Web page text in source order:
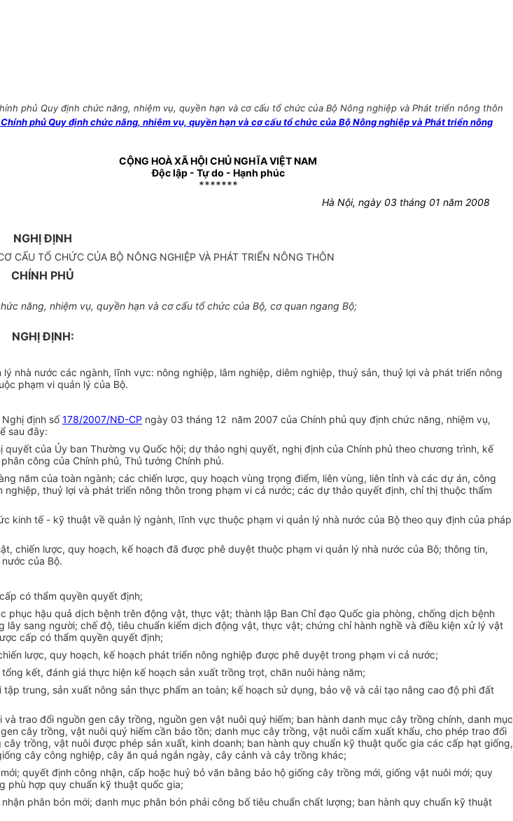
phủ Quy định chức năng, nhiệm vụ, quyền hạn và cơ cấu tổ chức của Bộ Nông nghiệp và Phát triển nông thôn
phủ Quy định chức năng, nhiệm vụ, quyền hạn và cơ cấu tổ chức của Bộ Nông nghiệp và Phát triển nông
CỘNG HOÀ XÃ HỘI CHỦ NGHĨA VIỆT NAM
Độc lập - Tự do - Hạnh phúc
*******
Hà Nội, ngày 03 tháng 01 năm 2008
NGHỊ ĐỊNH
CẤU TỔ CHỨC CỦA BỘ NÔNG NGHIỆP VÀ PHÁT TRIỂN NÔNG THÔN
CHÍNH PHỦ
năng, nhiệm vụ, quyền hạn và cơ cấu tổ chức của Bộ, cơ quan ngang Bộ;
NGHỊ ĐỊNH:
nhà nước các ngành, lĩnh vực: nông nghiệp, lâm nghiệp, diêm nghiệp, thuỷ sản, thuỷ lợi và phát triển nông
phạm vi quản lý của Bộ.
định số178/2007/NĐ-CP ngày 03 tháng 12 năm 2007 của Chính phủ quy định chức năng, nhiệm vụ,
sau đây:
của Ủy ban Thường vụ Quốc hội; dự thảo nghị quyết, nghị định của Chính phủ theo chương trình, kế
công của Chính phủ, Thủ tướng Chính phủ.
năm của toàn ngành; các chiến lược, quy hoạch vùng trọng điểm, liên vùng, liên tỉnh và các dự án, công
thuỷ lợi và phát triển nông thôn trong phạm vi cả nước; các dự thảo quyết định, chỉ thị thuộc thẩm
kinh tế - kỹ thuật về quản lý ngành, lĩnh vực thuộc phạm vi quản lý nhà nước của Bộ theo quy định của pháp
chiến lược, quy hoạch, kế hoạch đã được phê duyệt thuộc phạm vi quản lý nhà nước của Bộ; thông tin,
của Bộ.
có thẩm quyền quyết định;
hậu quả dịch bệnh trên động vật, thực vật; thành lập Ban Chỉ đạo Quốc gia phòng, chống dịch bệnh
sang người; chế độ, tiêu chuẩn kiểm dịch động vật, thực vật; chứng chỉ hành nghề và điều kiện xử lý vật
cấp có thẩm quyền quyết định;
lược, quy hoạch, kế hoạch phát triển nông nghiệp được phê duyệt trong phạm vi cả nước;
kết, đánh giá thực hiện kế hoạch sản xuất trồng trọt, chăn nuôi hàng năm;
trung, sản xuất nông sản thực phẩm an toàn; kế hoạch sử dụng, bảo vệ và cải tạo nâng cao độ phì đất
trao đổi nguồn gen cây trồng, nguồn gen vật nuôi quý hiếm; ban hành danh mục cây trồng chính, danh mục
cây trồng, vật nuôi quý hiếm cần bảo tồn; danh mục cây trồng, vật nuôi cấm xuất khẩu, cho phép trao đổi
trồng, vật nuôi được phép sản xuất, kinh doanh; ban hành quy chuẩn kỹ thuật quốc gia các cấp hạt giống,
cây công nghiệp, cây ăn quả ngắn ngày, cây cảnh và cây trồng khác;
quyết định công nhận, cấp hoặc huỷ bỏ văn bằng bảo hộ giống cây trồng mới, giống vật nuôi mới; quy
phù hợp quy chuẩn kỹ thuật quốc gia;
phân bón mới; danh mục phân bón phải công bố tiêu chuẩn chất lượng; ban hành quy chuẩn kỹ thuật